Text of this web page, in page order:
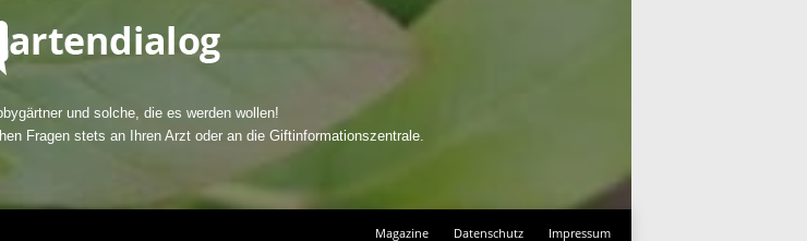
und solche, die es werden wollen!
Fragen stets an Ihren Arzt oder an die Giftinformationszentrale.
Magazine Datenschutz Impressum